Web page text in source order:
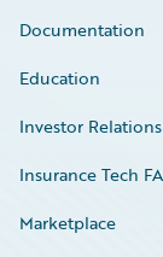
Documentation
Education
Investor Relations
Insurance Tech
Marketplace